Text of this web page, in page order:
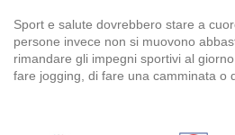
Sport e salute dovrebbero stare a
persone invece non si muovono
rimandare gli impegni sportivi al
fare jogging, di fare una camminata o